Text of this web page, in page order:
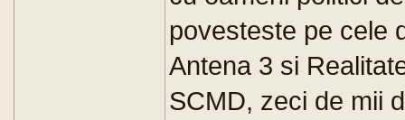
povesteste pe cele
Antena 3 si
SCMD, zeci de mii